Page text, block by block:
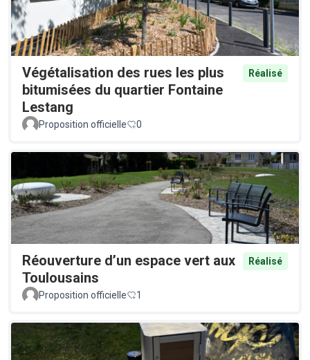
Végétalisation des rues les plus
bitumisées du quartier Fontaine
Lestang
Réalisé
Proposition officielle 0
Réouverture d’un espace vert aux
Toulousains
Réalisé
Proposition officielle 1